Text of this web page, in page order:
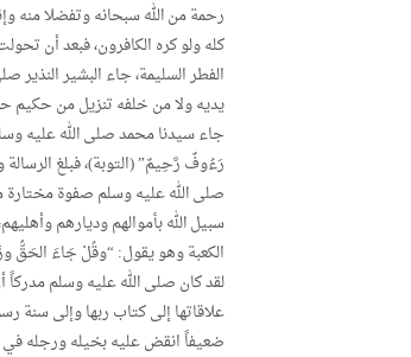
رحمة من الله سبحانه وتفضلا منه
كله ولو كره الكافرون، فبعد أن
الفطر السليمة، جاء البشير النذير
يديه ولا من خلفه تنزيل من حكيم
جاء سيدنا محمد صلى الله عليه
رَءُوفٌ رَّحِيمٌ” (التوبة)، فبلغ الرسالة
صلى الله عليه وسلم صفوة مختارة
سبيل الله بأموالهم وديارهم
الكعبة وهو يقول: “وقُلْ جَاءَ الحَقُّ
لقد كان صلى الله عليه وسلم
علاقاتها إلى كتاب ربها وإلى سنة
ضعيفاً انقض عليه بخيله ورجله في